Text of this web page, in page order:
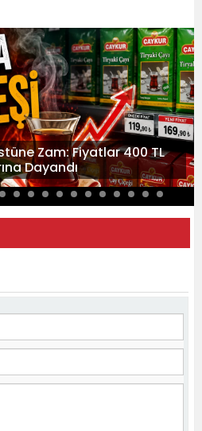
Zam: Fiyatlar 400 TL
Dayandı